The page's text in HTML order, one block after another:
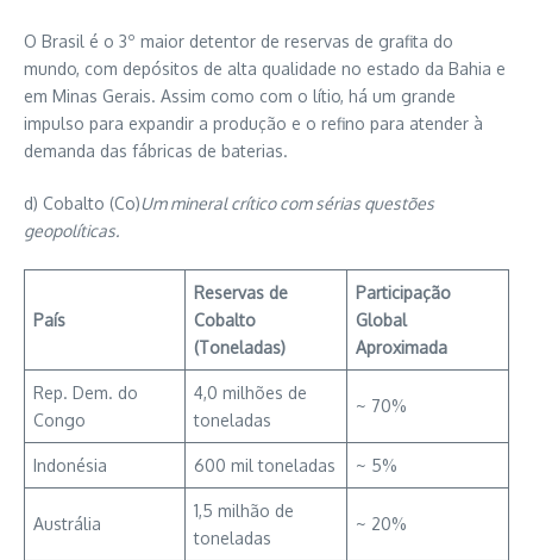
O Brasil é o 3º maior detentor de reservas de grafita do
mundo, com depósitos de alta qualidade no estado da Bahia e
em Minas Gerais. Assim como com o lítio, há um grande
impulso para expandir a produção e o refino para atender à
demanda das fábricas de baterias.
d) Cobalto (Co)Um mineral crítico com sérias questões
geopolíticas.
País
Reservas de
Cobalto
(Toneladas)
Participação
Global
Aproximada
Rep. Dem. do
Congo
4,0 milhões de
toneladas
~ 70%
Indonésia 600 mil toneladas ~ 5%
Austrália
1,5 milhão de
toneladas
~ 20%